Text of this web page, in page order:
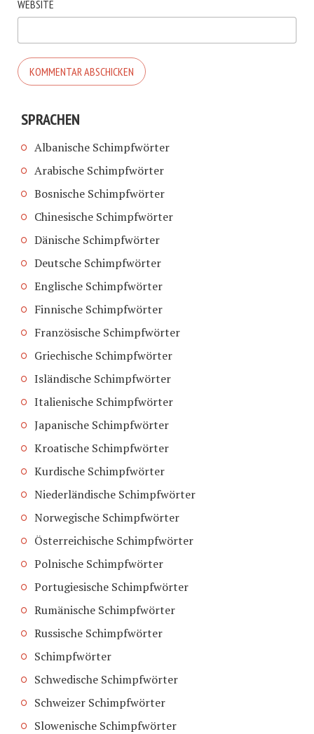
WEBSITE
SPRACHEN
Albanische Schimpfwörter
Arabische Schimpfwörter
Bosnische Schimpfwörter
Chinesische Schimpfwörter
Dänische Schimpfwörter
Deutsche Schimpfwörter
Englische Schimpfwörter
Finnische Schimpfwörter
Französische Schimpfwörter
Griechische Schimpfwörter
Isländische Schimpfwörter
Italienische Schimpfwörter
Japanische Schimpfwörter
Kroatische Schimpfwörter
Kurdische Schimpfwörter
Niederländische Schimpfwörter
Norwegische Schimpfwörter
Österreichische Schimpfwörter
Polnische Schimpfwörter
Portugiesische Schimpfwörter
Rumänische Schimpfwörter
Russische Schimpfwörter
Schimpfwörter
Schwedische Schimpfwörter
Schweizer Schimpfwörter
Slowenische Schimpfwörter